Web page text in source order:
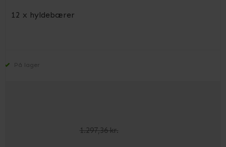
12 x hyldebærer
På lager
1.297,36 kr.